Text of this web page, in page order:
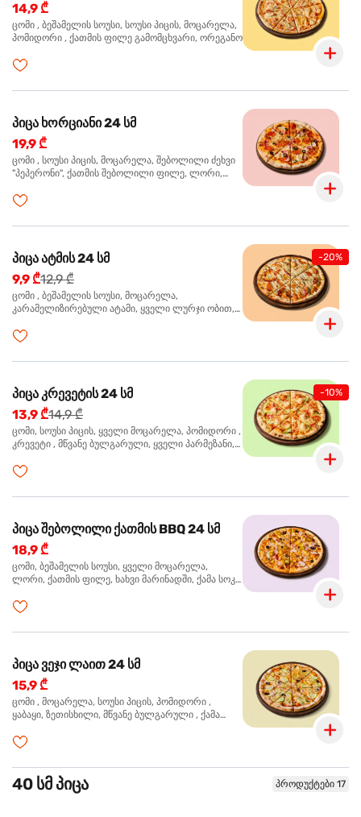
14,9 ₾
ცომი , ბეშამელის სოუსი, სოუსი პიცის, მოცარელა,
პომიდორი , ქათმის ფილე გამომცხვარი, ორეგანო
პიცა ხორციანი 24 სმ
19,9 ₾
ცომი , სოუსი პიცის, მოცარელა, შებოლილი ძეხვი
"პეპერონი", ქათმის შებოლილი ფილე, ლორი,
-20%
პიცა ატმის 24 სმ
9,9 ₾12,9 ₾
ცომი , ბეშამელის სოუსი, მოცარელა,
კარამელიზირებული ატამი, ყველი ლურჯი ობით,
-10%
პიცა კრევეტის 24 სმ
13,9 ₾14,9 ₾
ცომი, სოუსი პიცის, ყველი მოცარელა, პომიდორი ,
კრევეტი , მწვანე ბულგარული, ყველი პარმეზანი,
პიცა შებოლილი ქათმის BBQ 24 სმ
18,9 ₾
ცომი, ბეშამელის სოუსი, ყველი მოცარელა,
ლორი, ქათმის ფილე, ხახვი მარინადში, ქამა სოკო
პიცა ვეჯი ლაით 24 სმ
15,9 ₾
ცომი , მოცარელა, სოუსი პიცის, პომიდორი ,
ყაბაყი, ზეთისხილი, მწვანე ბულგარული , ქამა
40 სმ პიცა პროდუქტები 17